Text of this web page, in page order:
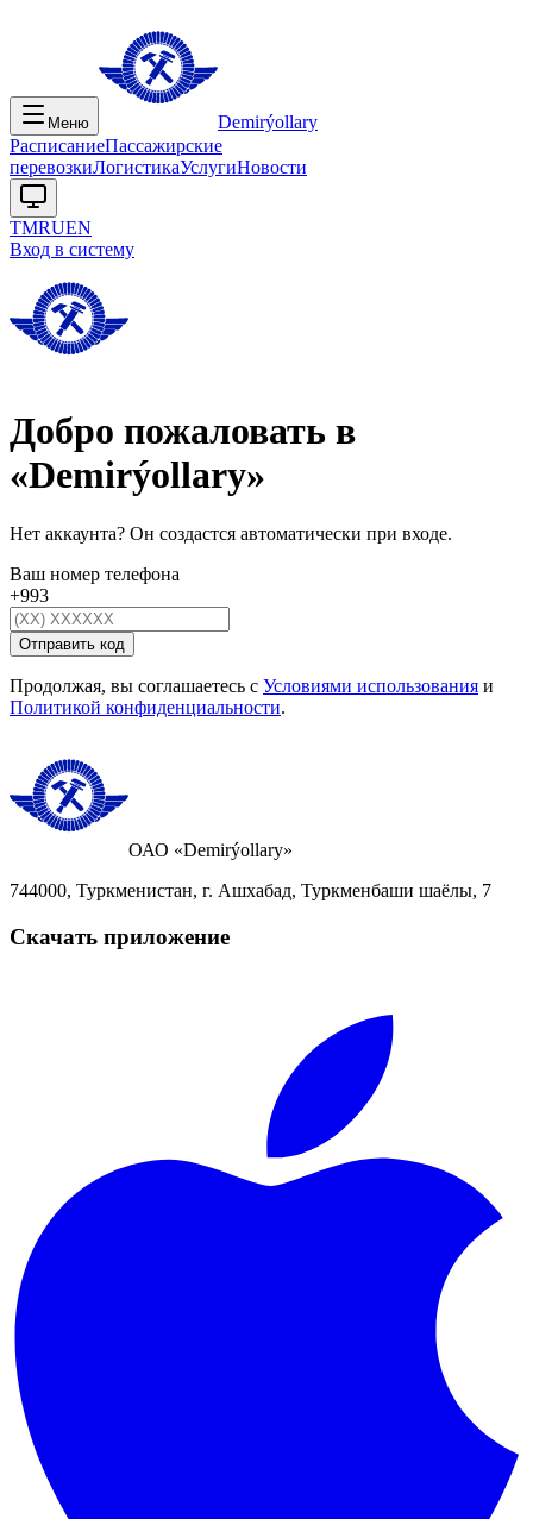
Меню
Demirýollary
РасписаниеПассажирские
перевозкиЛогистикаУслугиНовости
TMRUEN
Вход в систему
Добро пожаловать в
«Demirýollary»
Нет аккаунта? Он создастся автоматически при входе.
Ваш номер телефона
+993
Отправить код
Продолжая, вы соглашаетесь с Условиями использования и
Политикой конфиденциальности.
ОАО «Demirýollary»
744000, Туркменистан, г. Ашхабад, Туркменбаши шаёлы, 7
Скачать приложение